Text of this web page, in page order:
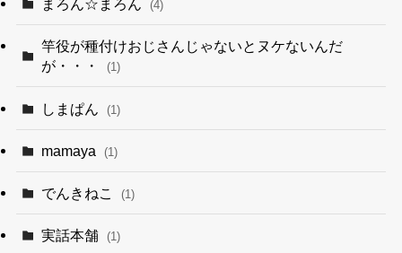
まろん☆まろん (4)
竿役が種付けおじさんじゃないとヌケないんだ
が・・・
(1)
しまぱん (1)
mamaya (1)
でんきねこ (1)
実話本舗 (1)